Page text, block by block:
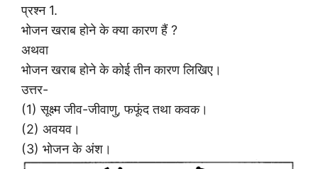
प्रश्न 1.
भोजन खराब होने के क्या कारण हैं ?
अथवा
भोजन खराब होने के कोई तीन कारण लिखिए।
उत्तर-
(1) सूक्ष्म जीव-जीवाणु, फफूंद तथा कवक।
(2) अवयव।
(3) भोजन के अंश।